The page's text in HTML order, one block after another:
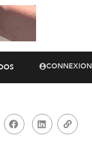
CONNEXION